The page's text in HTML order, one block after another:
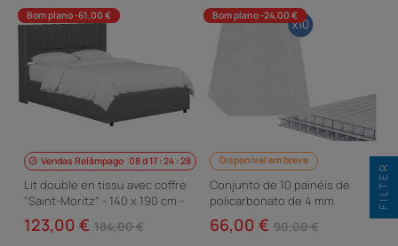
Bom plano -61,00 €
Vendas Relâmpago 08d17 :24 :27
Lit double en tissu avec coffre
"Saint-Moritz" - 140 x 190 cm -
Gris
123,00 € 184,00 €
Bom plano -24,00 €
Disponível em breve
Conjunto de 10 painéis de
policarbonato de 4 mm
«Michigan» – 7,9 m²
66,00 € 90,00 €
FILTER